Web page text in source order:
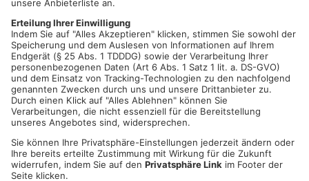
ANZEIGE
Mehr aus Kreis
Miltenberg